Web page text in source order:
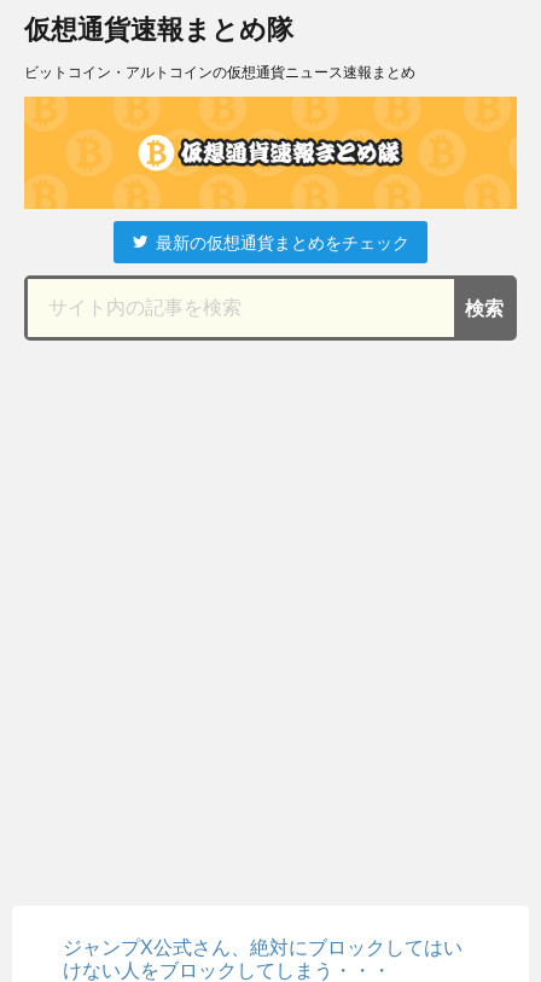
仮想通貨速報まとめ隊
ビットコイン・アルトコインの仮想通貨ニュース速報まとめ
最新の仮想通貨まとめをチェック
ジャンプX公式さん、絶対にブロックしてはい
けない人をブロックしてしまう・・・